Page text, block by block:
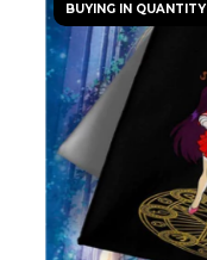
BUYING IN QUANTITY